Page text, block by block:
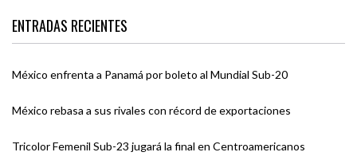
ENTRADAS RECIENTES
México enfrenta a Panamá por boleto al Mundial Sub-20
México rebasa a sus rivales con récord de exportaciones
Tricolor Femenil Sub-23 jugará la final en Centroamericanos